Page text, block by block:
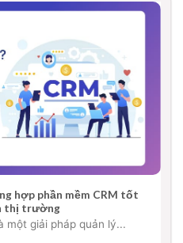
hợp phần mềm CRM tốt
thị trường
một giải pháp quản lý...